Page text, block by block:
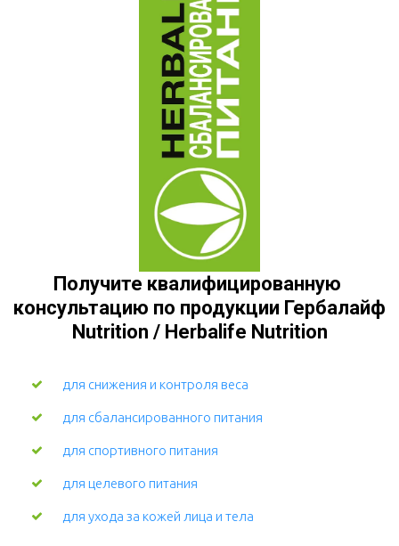
Получите квалифицированную
консультацию по продукции Гербалайф
Nutrition / Herbalife Nutrition
для снижения и контроля веса
для сбалансированного питания
для спортивного питания
для целевого питания
для ухода за кожей лица и тела